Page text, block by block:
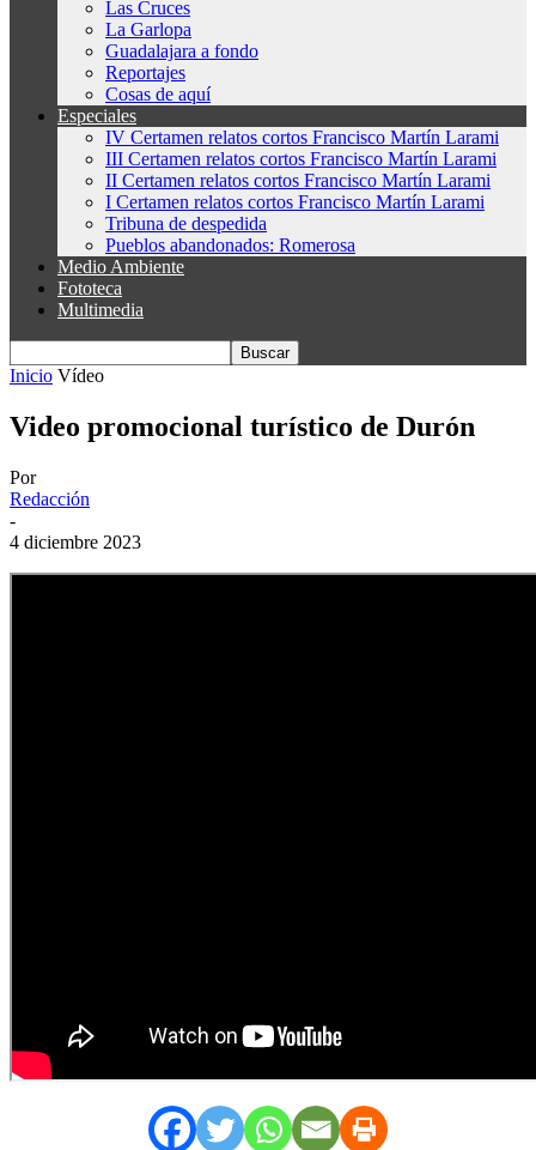
Las Cruces
La Garlopa
Guadalajara a fondo
Reportajes
Cosas de aquí
Especiales
IV Certamen relatos cortos Francisco Martín Larami
III Certamen relatos cortos Francisco Martín Larami
II Certamen relatos cortos Francisco Martín Larami
I Certamen relatos cortos Francisco Martín Larami
Tribuna de despedida
Pueblos abandonados: Romerosa
Medio Ambiente
Fototeca
Multimedia
Inicio Vídeo
Video promocional turístico de Durón
Por
Redacción
-
4 diciembre 2023